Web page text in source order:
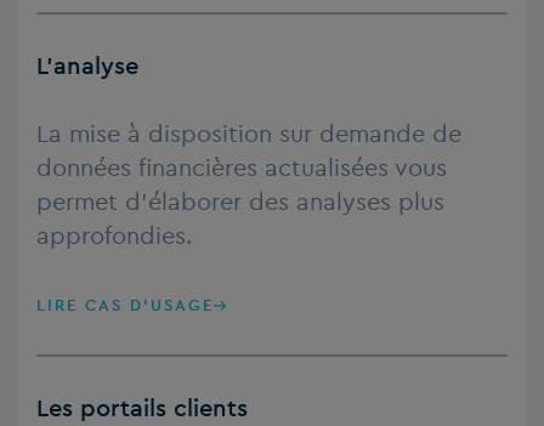
L’analyse
La mise à disposition sur demande de
données financières actualisées vous
permet d’élaborer des analyses plus
approfondies.
LIRE CAS D'USAGE
Les portails clients